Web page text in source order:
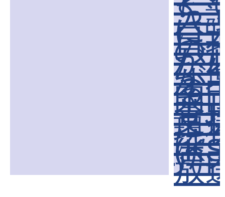
ち
入
に
日
の
が
な
が
る
岡
香
支
現
は
戸
放